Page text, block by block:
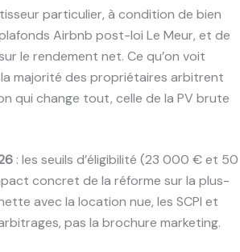
particulier, à condition de bien
Airbnb post-loi Le Meur, et de
le rendement net. Ce qu’on voit
majorité des propriétaires arbitrent
qui change tout, celle de la PV brute
: les seuils d’éligibilité (23 000 € et 50
concret de la réforme sur la plus-
avec la location nue, les SCPI et
pas la brochure marketing.